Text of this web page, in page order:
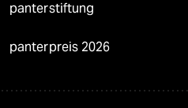
panterstiftung
panterpreis 2026